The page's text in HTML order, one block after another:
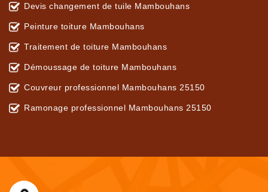
Devis changement de tuile Mambouhans
Peinture toiture Mambouhans
Traitement de toiture Mambouhans
Démoussage de toiture Mambouhans
Couvreur professionnel Mambouhans 25150
Ramonage professionnel Mambouhans 25150